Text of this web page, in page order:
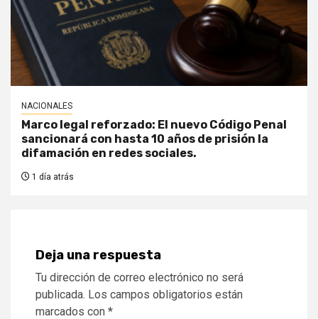
NACIONALES
Marco legal reforzado: El nuevo Código Penal
sancionará con hasta 10 años de prisión la
difamación en redes sociales.
1 día atrás
Deja una respuesta
Tu dirección de correo electrónico no será
publicada. Los campos obligatorios están
marcados con *